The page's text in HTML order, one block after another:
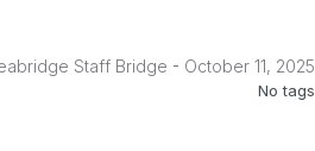
Staff Bridge - October 11, 2025
No tags